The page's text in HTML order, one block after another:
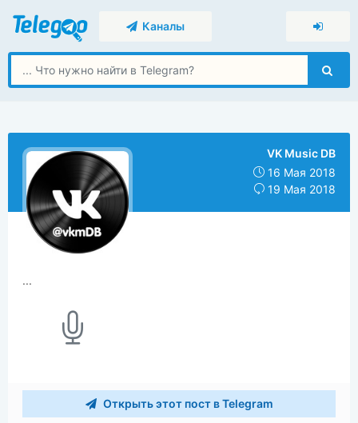
Каналы
VK Music DB
16 Мая 2018
19 Мая 2018
...
Открыть этот пост в Telegram